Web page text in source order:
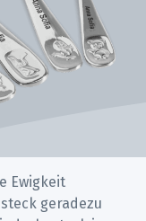
Ewigkeit
geradezu